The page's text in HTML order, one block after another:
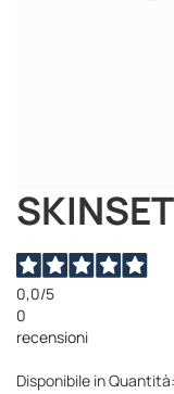
0,0/5
0
recensioni
Disponibile in Quantità:
Vai
all'inizio
galleria
di
immagini